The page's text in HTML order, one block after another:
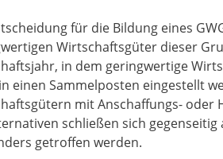
für die Bildung eines
Wirtschaftsgüter dieser
in dem geringwertige
einen Sammelposten eingestellt
mit Anschaffungs- oder
schließen sich
getroffen werden.